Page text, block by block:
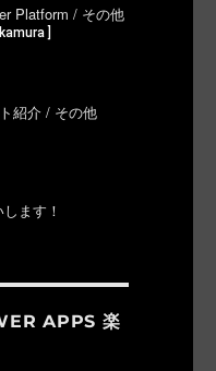
Platform / その他
紹介 / その他
ます！
APPS 楽